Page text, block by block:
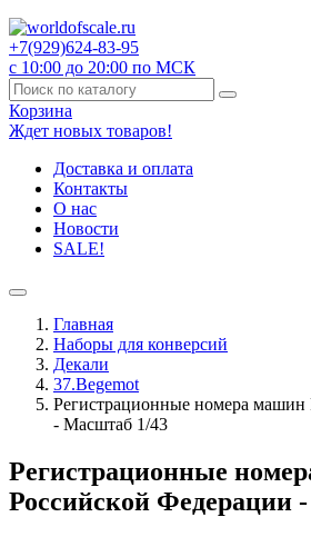
+7(929)624-83-95
с 10:00 до 20:00 по МСК
Корзина
Ждет новых товаров!
Доставка и оплата
Контакты
О нас
Новости
SALE!
Главная
Наборы для конверсий
Декали
37.Begemot
Регистрационные номера машин
- Масштаб 1/43
Регистрационные
Российской Федерации